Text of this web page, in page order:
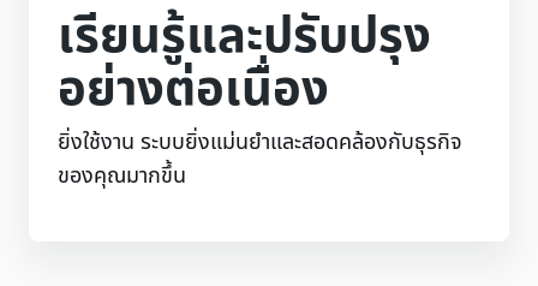
เรียนรู้และปรับปรุง
อย่างต่อเนื่อง
ยิ่งใช้งาน ระบบยิ่งแม่นยำและสอดคล้องกับธุรกิจ
ของคุณมากขึ้น